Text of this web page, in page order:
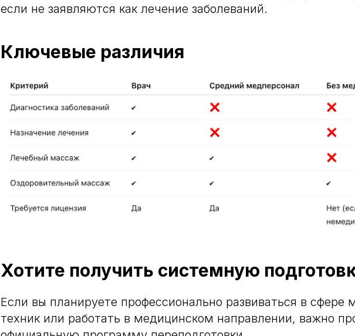
если не заявляются как лечение заболеваний.
Ключевые различия
Хотите получить системную
Если вы планируете профессионально развиваться в сфере
техник или работать в медицинском направлении, важно